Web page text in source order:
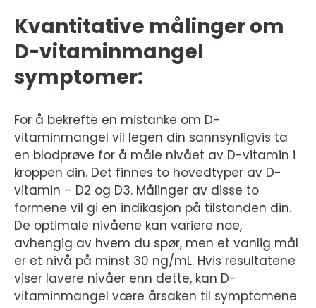
Kvantitative målinger om
D-vitaminmangel
symptomer:
For å bekrefte en mistanke om D-
vitaminmangel vil legen din sannsynligvis ta
en blodprøve for å måle nivået av D-vitamin i
kroppen din. Det finnes to hovedtyper av D-
vitamin – D2 og D3. Målinger av disse to
formene vil gi en indikasjon på tilstanden din.
De optimale nivåene kan variere noe,
avhengig av hvem du spør, men et vanlig mål
er et nivå på minst 30 ng/mL. Hvis resultatene
viser lavere nivåer enn dette, kan D-
vitaminmangel være årsaken til symptomene